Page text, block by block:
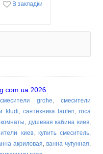
В закладки
2026
смесители grohe,смесители
kludi, сантехника laufen,roca
, душевая кабина киев,
киев, купить смеситель,
акриловая,ванна чугунная,